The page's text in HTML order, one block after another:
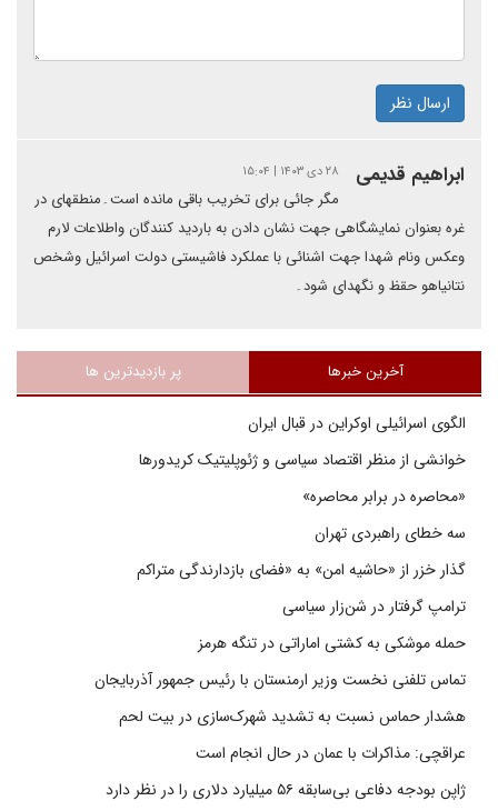
ارسال نظر
ابراهیم قدیمی ۲۸ دی ۱۴۰۳ | ۱۵:۰۴
مگر جائی برای تخریب باقی مانده است۔منطقهای در
غره بعنوان نمایشگاهی جهت نشان دادن به باردید کنندگان واطلاعات لارم
وعکس ونام شهدا جهت اشنائی با عملکرد فاشیستی دولت اسرائیل وشخص
نتانیاهو حقظ و نگهدای شود۔
آخرین خبرها پر بازدیدترین ها
الگوی اسرائیلی اوکراین در قبال ایران
خوانشی از منظر اقتصاد سیاسی و ژئوپلیتیک کریدورها
«محاصره در برابر محاصره»
سه خطای راهبردی تهران
گذار خزر از «حاشیه امن» به «فضای بازدارندگی متراکم
ترامپ گرفتار در شن‌زار سیاسی
حمله موشکی به کشتی اماراتی در تنگه هرمز
تماس تلفنی نخست وزیر ارمنستان با رئیس جمهور آذربایجان
هشدار حماس نسبت به تشدید شهرک‌سازی در بیت‌ لحم
عراقچی: مذاکرات با عمان در حال انجام است
ژاپن بودجه دفاعی بی‌سابقه ۵۶ میلیارد دلاری را در نظر دارد